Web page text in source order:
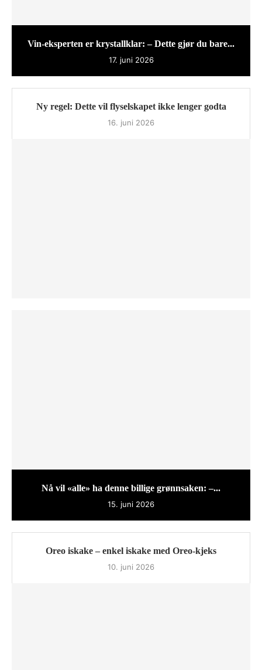
Vin-eksperten er krystallklar: – Dette gjør du bare...
17. juni 2026
Ny regel: Dette vil flyselskapet ikke lenger godta
16. juni 2026
Nå vil «alle» ha denne billige grønnsaken: –...
15. juni 2026
Oreo iskake – enkel iskake med Oreo-kjeks
10. juni 2026